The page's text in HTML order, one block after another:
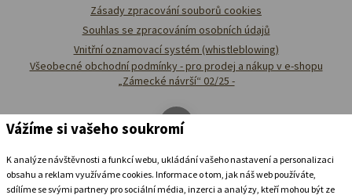
Zásady zpracování souborů cookies
Souhlas se zpracováním osobních údajů
Vnitřní oznamovací systém (whistleblowing)
Všeobecné obchodní podmínky - pro prodej a nákup v e-shopu
„Zámecké návrší“ 02/25 -
Vážíme si vašeho soukromí
K analýze návštěvnosti a funkcí webu, ukládání vašeho nastavení a personalizaci
obsahu a reklam využíváme cookies. Informace o tom, jak náš web používáte,
sdílíme se svými partnery pro sociální média, inzerci a analýzy, kteří mohou být ze